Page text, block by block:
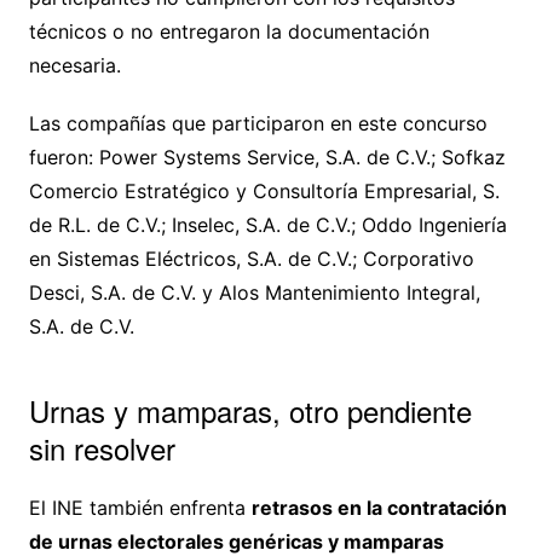
técnicos o no entregaron la documentación
necesaria.
Las compañías que participaron en este concurso
fueron: Power Systems Service, S.A. de C.V.; Sofkaz
Comercio Estratégico y Consultoría Empresarial, S.
de R.L. de C.V.; Inselec, S.A. de C.V.; Oddo Ingeniería
en Sistemas Eléctricos, S.A. de C.V.; Corporativo
Desci, S.A. de C.V. y Alos Mantenimiento Integral,
S.A. de C.V.
Urnas y mamparas, otro pendiente
sin resolver
El INE también enfrenta retrasos en la contratación
de urnas electorales genéricas y mamparas